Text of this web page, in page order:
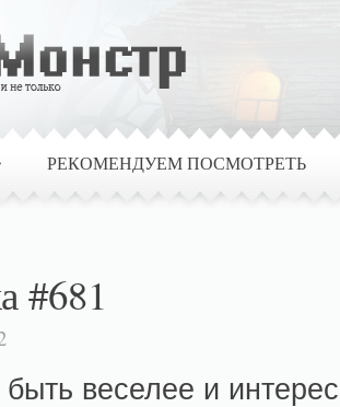
РЕКОМЕНДУЕМ ПОСМОТРЕТЬ
#681
веселее и